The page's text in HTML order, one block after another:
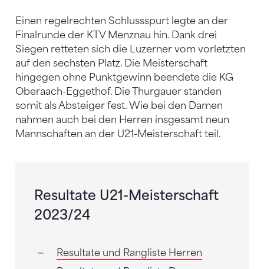
Einen regelrechten Schlussspurt legte an der
Finalrunde der KTV Menznau hin. Dank drei
Siegen retteten sich die Luzerner vom vorletzten
auf den sechsten Platz. Die Meisterschaft
hingegen ohne Punktgewinn beendete die KG
Oberaach-Eggethof. Die Thurgauer standen
somit als Absteiger fest. Wie bei den Damen
nahmen auch bei den Herren insgesamt neun
Mannschaften an der U21-Meisterschaft teil.
Resultate U21-Meisterschaft
2023/24
Resultate und Rangliste Herren